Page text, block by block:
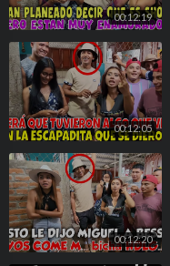
00:12:19
00:12:05
00:12:20